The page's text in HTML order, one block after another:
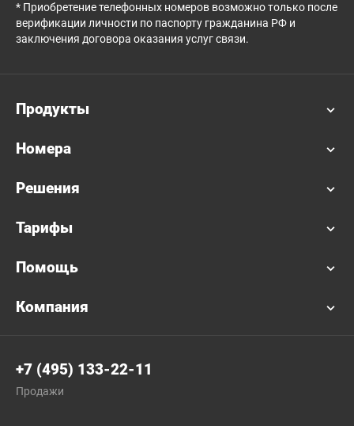
* Приобретение телефонных номеров возможно только после
верификации личности по паспорту гражданина РФ и
заключения договора оказания услуг связи.
Продукты
Номера
Решения
Тарифы
Помощь
Компания
+7 (495) 133-22-11
Продажи